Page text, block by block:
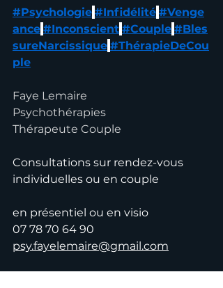
#Psychologie #Infidélité #Venge
ance #Inconscient #Couple #Bles
sureNarcissique #ThérapieDeCou
ple
Faye Lemaire
Psychothérapies
Thérapeute Couple
Consultations sur rendez-vous
individuelles ou en couple
en présentiel ou en visio
07 78 70 64 90
psy.fayelemaire@gmail.com